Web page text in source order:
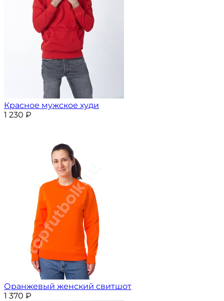
Красное мужское худи
1 230 ₽
Оранжевый женский свитшот
1 370 ₽